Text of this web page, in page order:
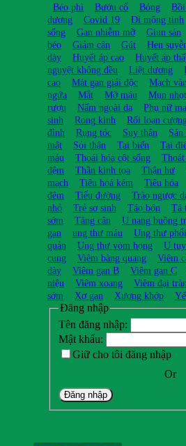
Béo phì Bướu cổ Bỏng
dương
Covid 19 Di mộng tinh
sống
Gan nhiễm mỡ Giun sán
béo
Giảm cân Gút Hen
dày
Huyết áp cao Huyết áp
nguyệt không đều
Liệt dương
cao
Mát gan giải độc Mạch
ngứa
Mắt Mỡ máu Mụn nhọt
rượu
Nấm ngoài da Phụ nữ
sinh
Rong kinh Rối loạn
đình
Rụng tóc Suy thận
mật
Sỏi thận Tai biến Tai
máu
Thoái hóa cột sống
đệm
Thần kinh tọa Thận hư
mạch
Tiêu hoá kém Tiêu hóa
đêm
Tiểu đường Trào ngược
nhỏ
Trẻ sơ sinh Táo bón Tá
sớm
Tăng cân U nang buồng
gan
ung thư máu Ung thư phổi
quản
Ung thư vòm họng U
cung
Viêm bàng quang Viêm
dày
Viêm gan B Viêm gan C
niệu
Viêm xoang Viêm đại
sớm
Xơ gan Xương khớp
Đăng nhập
Tên đăng nhập:
Mật khẩu:
Giữ cho tôi đăng nhập
Or
Đăng nhập